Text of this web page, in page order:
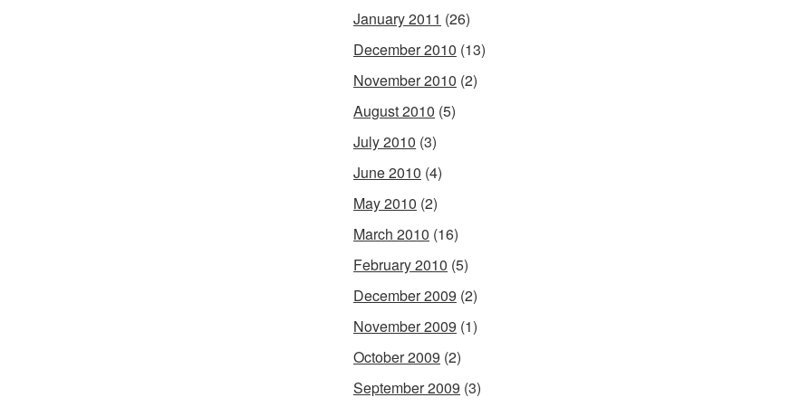
January 2011 (26)
December 2010 (13)
November 2010 (2)
August 2010 (5)
July 2010 (3)
June 2010 (4)
May 2010 (2)
March 2010 (16)
February 2010 (5)
December 2009 (2)
November 2009 (1)
October 2009 (2)
September 2009 (3)